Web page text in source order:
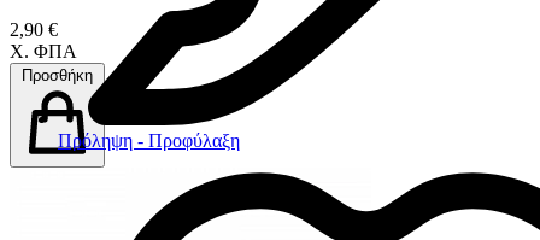
Πρόληψη - Προφύλαξη
2,90 €
Χ. ΦΠΑ
Προσθήκη